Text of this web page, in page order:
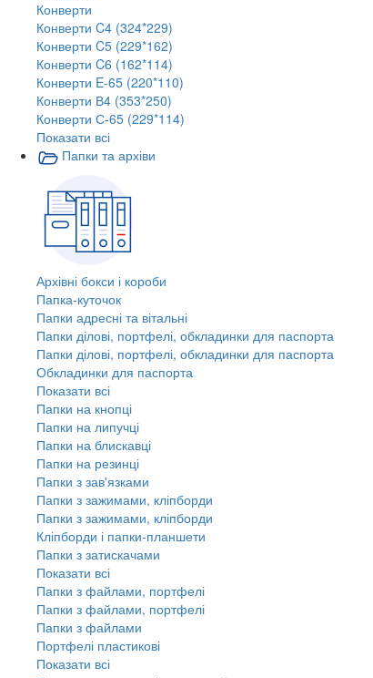
Конверти
Конверти C4 (324*229)
Конверти C5 (229*162)
Конверти C6 (162*114)
Конверти E-65 (220*110)
Конверти В4 (353*250)
Конверти С-65 (229*114)
Показати всі
Папки та архіви
Архівні бокси і короби
Папка-куточок
Папки адресні та вітальні
Папки ділові, портфелі, обкладинки для паспорта
Папки ділові, портфелі, обкладинки для паспорта
Обкладинки для паспорта
Показати всі
Папки на кнопці
Папки на липучці
Папки на блискавці
Папки на резинці
Папки з зав'язками
Папки з зажимами, кліпборди
Папки з зажимами, кліпборди
Кліпборди і папки-планшети
Папки з затискачами
Показати всі
Папки з файлами, портфелі
Папки з файлами, портфелі
Папки з файлами
Портфелі пластикові
Показати всі